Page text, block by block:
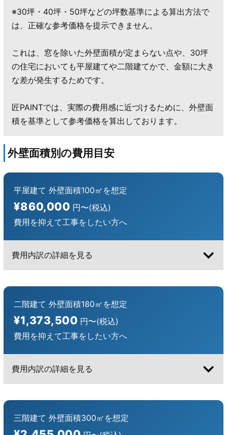
※30坪・40坪・50坪などの坪数基準による算出方法で
は、正確な参考価格を提示できません。
これは、窓を除いた外壁面積が定まらない点や、30坪
の住宅においても平屋建てや二階建てかで、金額に大き
な差が発生するためです。
匠PAINTでは、実際の費用感に近づけるために、外壁面
積を基準として参考価格を算出しております。
外壁面積別の費用目安
平屋建て 外壁面積100㎡を想定
¥860,000 円〜(税込)
費用を抑えて工事をしたい方へ
費用内訳の詳細を見る
二階建て 外壁面積180㎡を想定
¥1,373,500 円〜(税込)
費用を抑えて工事をしたい方へ
費用内訳の詳細を見る
三階建て 外壁面積300㎡を想定